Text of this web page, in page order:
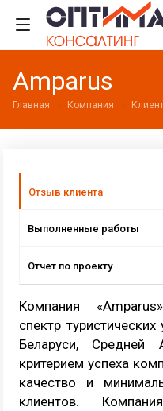
Amparus
Главная Компания
Отзыв клиента
Выполненные работы
Отчет по проекту
Компания
спектр
Беларуси,
критерием успеха
качество и
клиентов.